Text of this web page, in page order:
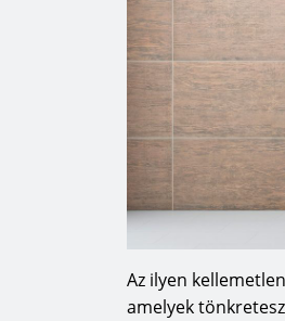
Az ilyen
amelyek